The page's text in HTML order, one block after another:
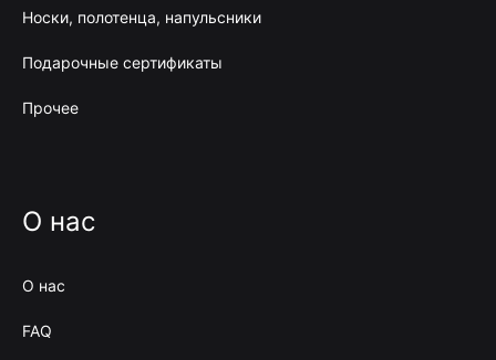
Носки, полотенца, напульсники
Подарочные сертификаты
Прочее
О нас
О нас
FAQ